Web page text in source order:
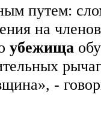
путем:
на
убежища
-